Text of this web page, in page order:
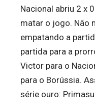
Nacional abriu 2 x
matar o jogo. Não
empatando a
partida para a
Victor para o
para o Borússia.
série ouro: